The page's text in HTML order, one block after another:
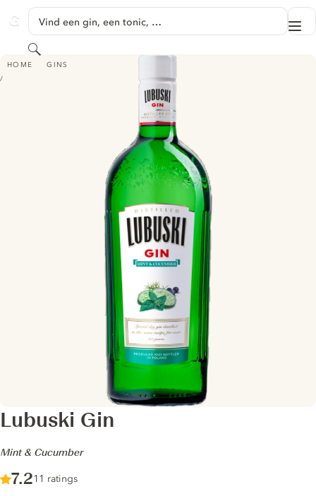
GINVENTORY
Vind een gin, een tonic, …
Zoeken
HOME GINS
LUBUSKI GIN - MINT & CUCUMBER
Lubuski Gin
-
Mint & Cucumber
Score :
7.2/ 10
11 ratings